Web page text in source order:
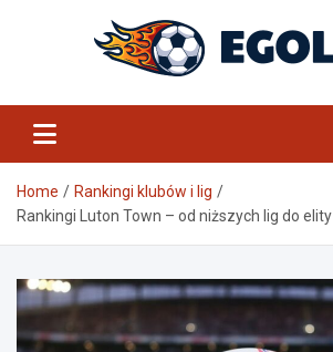
eGol.pl
Home
Rankingi klubów i lig
Rankingi Luton Town – od niższych lig do elity